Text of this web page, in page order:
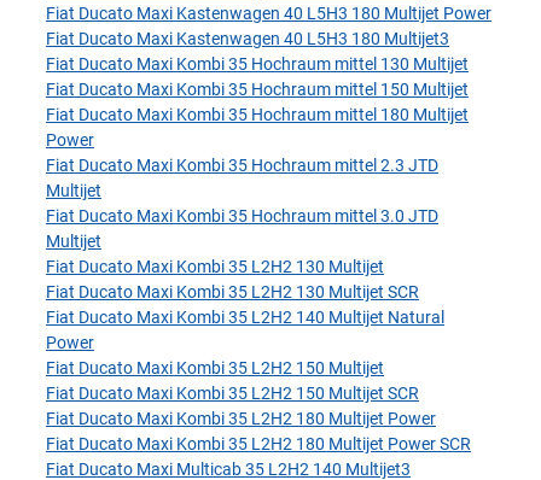
Fiat Ducato Maxi Kastenwagen 40 L5H3 180 Multijet Power
Fiat Ducato Maxi Kastenwagen 40 L5H3 180 Multijet3
Fiat Ducato Maxi Kombi 35 Hochraum mittel 130 Multijet
Fiat Ducato Maxi Kombi 35 Hochraum mittel 150 Multijet
Fiat Ducato Maxi Kombi 35 Hochraum mittel 180 Multijet
Power
Fiat Ducato Maxi Kombi 35 Hochraum mittel 2.3 JTD
Multijet
Fiat Ducato Maxi Kombi 35 Hochraum mittel 3.0 JTD
Multijet
Fiat Ducato Maxi Kombi 35 L2H2 130 Multijet
Fiat Ducato Maxi Kombi 35 L2H2 130 Multijet SCR
Fiat Ducato Maxi Kombi 35 L2H2 140 Multijet Natural
Power
Fiat Ducato Maxi Kombi 35 L2H2 150 Multijet
Fiat Ducato Maxi Kombi 35 L2H2 150 Multijet SCR
Fiat Ducato Maxi Kombi 35 L2H2 180 Multijet Power
Fiat Ducato Maxi Kombi 35 L2H2 180 Multijet Power SCR
Fiat Ducato Maxi Multicab 35 L2H2 140 Multijet3